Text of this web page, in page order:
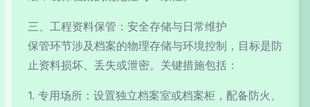
三、工程资料保管：安全存储与日常维护
保管环节涉及档案的物理存储与环境控制，目标是防
止资料损坏、丢失或泄密。关键措施包括：
1. 专用场所：设置独立档案室或档案柜，配备防火、